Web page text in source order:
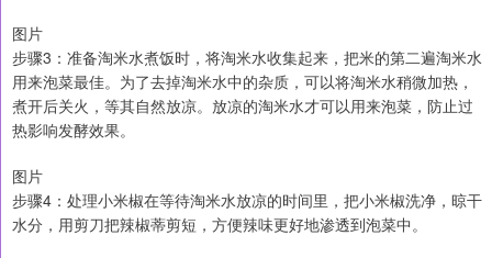
图片
步骤3：准备淘米水煮饭时，将淘米水收集起来，把米的第二遍淘米水
用来泡菜最佳。为了去掉淘米水中的杂质，可以将淘米水稍微加热，
煮开后关火，等其自然放凉。放凉的淘米水才可以用来泡菜，防止过
热影响发酵效果。
图片
步骤4：处理小米椒在等待淘米水放凉的时间里，把小米椒洗净，晾干
水分，用剪刀把辣椒蒂剪短，方便辣味更好地渗透到泡菜中。